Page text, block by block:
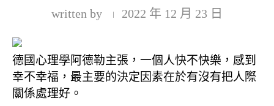
written by 2022 年 12 月 23 日
德國心理學阿德勒主張，一個人快不快樂，感到
幸不幸福，最主要的決定因素在於有沒有把人際
關係處理好。